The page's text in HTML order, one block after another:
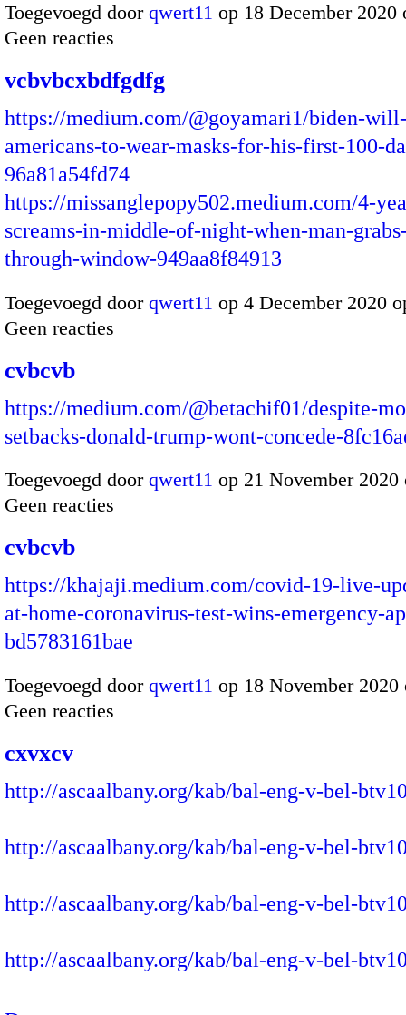
Toegevoegd door qwert11 op 18 December
Geen reacties
vcbvbcxbdfgdfg
https://medium.com/@goyamari1/biden-
americans-to-wear-masks-for-his-first-100-
96a81a54fd74
https://missanglepopy502.medium.com/4-
screams-in-middle-of-night-when-man-
through-window-949aa8f84913
Toegevoegd door qwert11 op 4 December 2020
Geen reacties
cvbcvb
https://medium.com/@betachif01/despite-
setbacks-donald-trump-wont-concede-
Toegevoegd door qwert11 op 21 November
Geen reacties
cvbcvb
https://khajaji.medium.com/covid-19-live-
at-home-coronavirus-test-wins-emergency-
bd5783161bae
Toegevoegd door qwert11 op 18 November
Geen reacties
cxvxcv
http://ascaalbany.org/kab/bal-eng-v-bel-
http://ascaalbany.org/kab/bal-eng-v-bel-
http://ascaalbany.org/kab/bal-eng-v-bel-
http://ascaalbany.org/kab/bal-eng-v-bel-